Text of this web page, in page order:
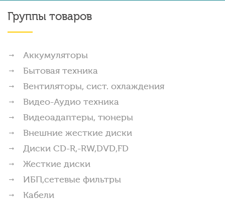
Группы товаров
Аккумуляторы
Бытовая техника
Вентиляторы, сист. охлаждения
Видео-Аудио техника
Видеоадаптеры, тюнеры
Внешние жесткие диски
Диски CD-R,-RW,DVD,FD
Жесткие диски
ИБП,сетевые фильтры
Кабели